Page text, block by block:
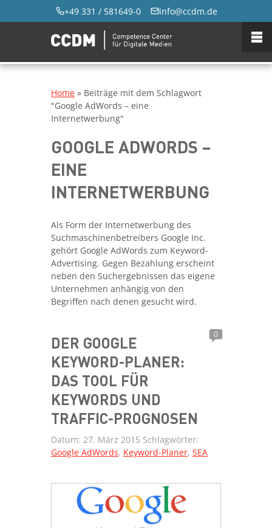
+49 331 / 581649-0 info@ccdm.de
Home » Beiträge mit dem Schlagwort
"Google AdWords – eine
Internetwerbung"
GOOGLE ADWORDS –
EINE
INTERNETWERBUNG
Als Form der Internetwerbung des
Suchmaschinenbetreibers Google Inc.
gehört Google AdWords zum Keyword-
Advertising. Gegen Bezahlung erscheint
neben den Suchergebnissen das eigene
Unternehmen anhängig von den
Begriffen nach denen gesucht wird.
DER GOOGLE
KEYWORD-PLANER:
DAS TOOL FÜR
KEYWORDS UND
TRAFFIC-PROGNOSEN
0
Datum: 27. März 2015 Schlagwörter:
Google AdWords, Keyword-Planer, SEA